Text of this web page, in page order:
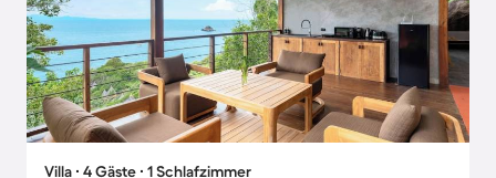
Villa ∙ 4 Gäste ∙ 1 Schlafzimmer